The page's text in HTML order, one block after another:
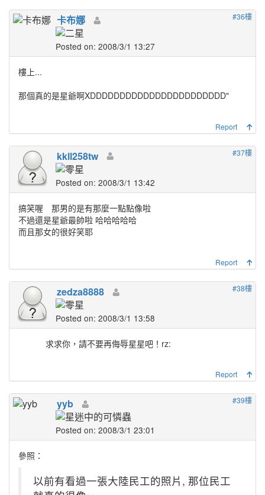
#36樓
卡布娜
Posted on: 2008/3/1 13:27
樓上...
那個真的是星爺啊XDDDDDDDDDDDDDDDDDDDDDDD"
Report
#37樓
kkll258tw
Posted on: 2008/3/1 13:42
搞笑喔 那男的是有那麼一點點像啦
不過還是星爺最帥啦 哈哈哈哈哈
而且那女的很好笑耶
Report
#38樓
zedza8888
Posted on: 2008/3/1 13:58
求求你，請不要再侮辱星星吧！ rz:
Report
#39樓
yyb
Posted on: 2008/3/1 23:01
參照：
以前有看過一張大陸民工的照片, 那位民工